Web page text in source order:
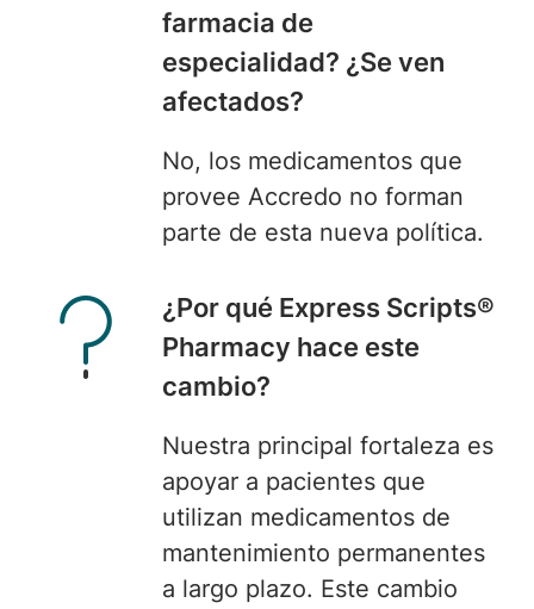
farmacia de
especialidad? ¿Se ven
afectados?
No, los medicamentos que
provee Accredo no forman
parte de esta nueva política.
¿Por qué Express Scripts®
Pharmacy hace este
cambio?
Nuestra principal fortaleza es
apoyar a pacientes que
utilizan medicamentos de
mantenimiento permanentes
a largo plazo. Este cambio